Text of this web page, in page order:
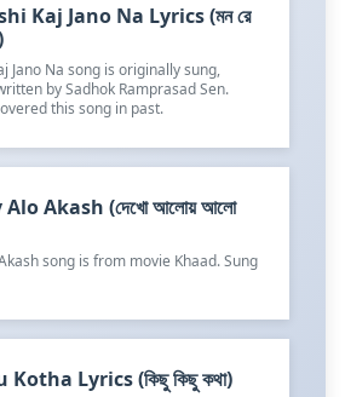
Kaj Jano Na Lyrics (মন রে
Jano Na song is originally sung,
by Sadhok Ramprasad Sen.
this song in past.
Akash (দেখো আলোয় আলো
song is from movie Khaad. Sung
Lyrics (কিছু কিছু কথা)